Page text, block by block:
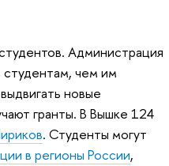
Администрация
чем им
новые
гранты. В Вышке 124
. Студенты могут
в регионы России,